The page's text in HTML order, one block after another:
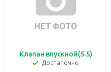
Клапан впускной(5.5)
Достаточно